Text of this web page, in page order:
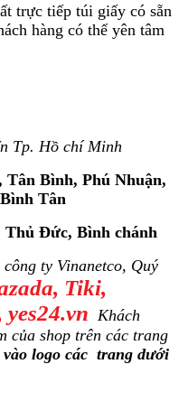
trực tiếp túi giấy có sẵn
hàng có thể yên tâm
Tp. Hồ chí Minh
Tân Bình, Phú Nhuận,
Tân
Thủ Đức, Bình chánh
ty Vinanetco, Quý
Tiki,
Khách
của shop trên các trang
vào logo các trang dưới